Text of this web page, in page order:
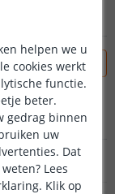
helpen we u
cookies werkt
functie.
beter.
gedrag binnen
uw
Dat
Lees
Klik op